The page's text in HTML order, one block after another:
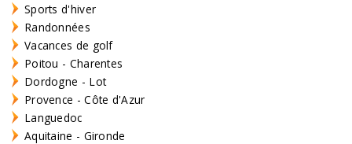
Sports d'hiver
Randonnées
Vacances de golf
Poitou - Charentes
Dordogne - Lot
Provence - Côte d'Azur
Languedoc
Aquitaine - Gironde